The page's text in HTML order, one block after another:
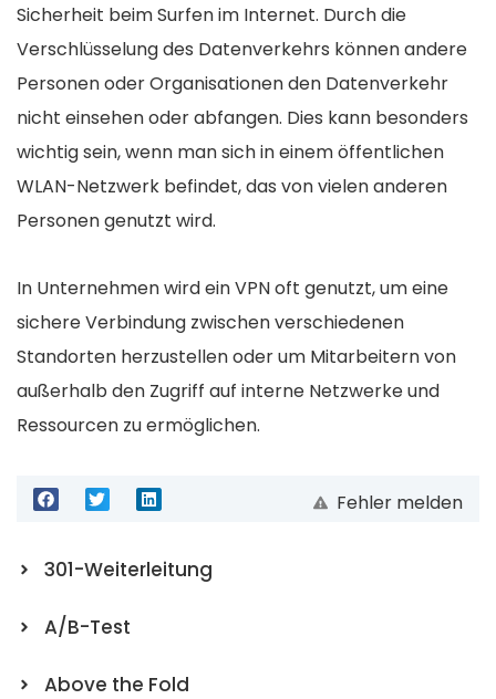
Sicherheit beim Surfen im Internet. Durch die
Verschlüsselung des Datenverkehrs können andere
Personen oder Organisationen den Datenverkehr
nicht einsehen oder abfangen. Dies kann besonders
wichtig sein, wenn man sich in einem öffentlichen
WLAN-Netzwerk befindet, das von vielen anderen
Personen genutzt wird.
In Unternehmen wird ein VPN oft genutzt, um eine
sichere Verbindung zwischen verschiedenen
Standorten herzustellen oder um Mitarbeitern von
außerhalb den Zugriff auf interne Netzwerke und
Ressourcen zu ermöglichen.
Fehler melden
301-Weiterleitung
A/B-Test
Above the Fold